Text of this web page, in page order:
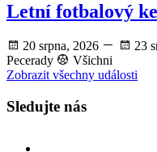
Letní fotbalový
20 srpna, 2026 23
Pecerady
Všichni
Zobrazit všechny události
Sledujte nás